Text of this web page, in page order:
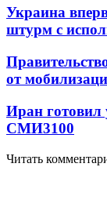
Украина
штурм с
от
Иран готовил
СМИ3100
Читать